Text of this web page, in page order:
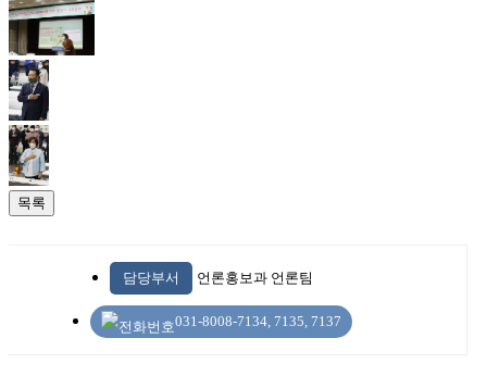
목록
담당부서 언론홍보과 언론팀
031-8008-7134, 7135, 7137